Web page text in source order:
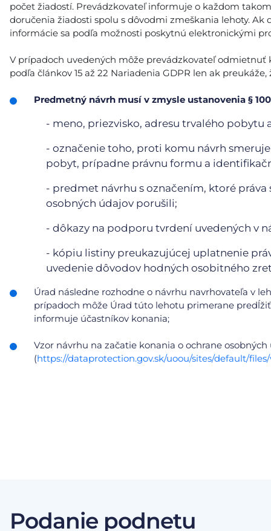
počet žiadostí. Prevádzkovateľ informuje o každom
doručenia žiadosti spolu s dôvodmi zmeškania lehoty.
informácie sa podľa možnosti poskytnú elektronickými
V prípadoch uvedených môže prevádzkovateľ
podľa článkov 15 až 22 Nariadenia GDPR len ak
Predmetný návrh musí v zmysle ustanovenia §
- meno, priezvisko, adresu trvalého pobytu
- označenie toho, proti komu návrh
pobyt, prípadne právnu formu a
- predmet návrhu s označením, ktoré
osobných údajov porušili;
- dôkazy na podporu tvrdení uvedených v
- kópiu listiny preukazujúcej uplatnenie
uvedenie dôvodov hodných osobitného
Úrad následne rozhodne o návrhu navrhovateľa v
prípadoch môže Úrad túto lehotu primerane
informuje účastníkov konania;
Vzor návrhu na začatie konania o ochrane
(https://dataprotection.gov.sk/uoou/sites/default/
Podanie podnetu